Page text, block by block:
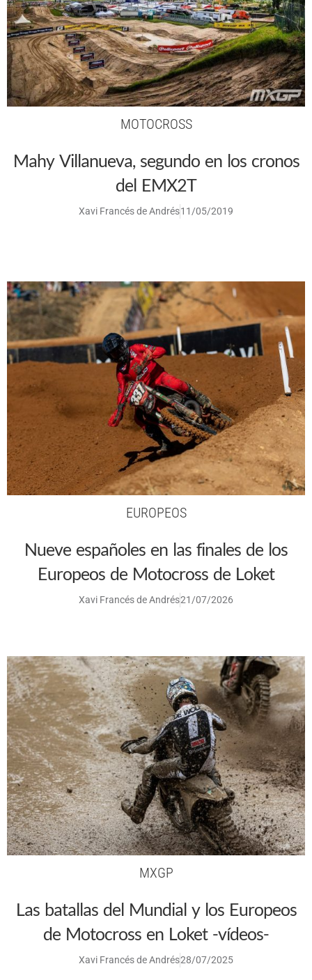
MOTOCROSS
Mahy Villanueva, segundo en los cronos
del EMX2T
Xavi Francés de Andrés11/05/2019
EUROPEOS
Nueve españoles en las finales de los
Europeos de Motocross de Loket
Xavi Francés de Andrés21/07/2026
MXGP
Las batallas del Mundial y los Europeos
de Motocross en Loket -vídeos-
Xavi Francés de Andrés28/07/2025